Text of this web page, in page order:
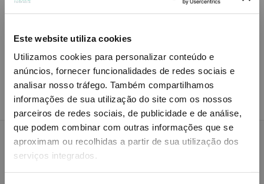
Este website utiliza cookies
Utilizamos cookies para personalizar conteúdo e
anúncios, fornecer funcionalidades de redes sociais e
analisar nosso tráfego. Também compartilhamos
informações de sua utilização do site com os nossos
parceiros de redes sociais, de publicidade e de análise,
que podem combinar com outras informações que se
aproximam ou recolhidas a partir de sua utilização dos
serviços integrados.
Compre no site e recolha numa das mais de 120 Farmácias
perto de si.
Descrição do Produto